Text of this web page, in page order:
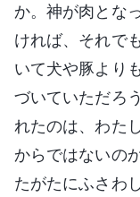
か。神が肉とな
ければ、それで
いて犬や豚より
づいていただろ
れたのは、わた
からではないの
たがたにふさわ